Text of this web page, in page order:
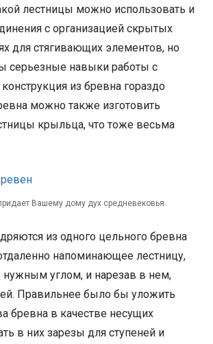
лестницы можно использовать и
с организацией скрытых
для стягивающих элементов, но
серьезные навыки работы с
из бревна гораздо
можно также изготовить
крыльца, что тоже весьма
Вашему дому дух средневековья.
из одного цельного бревна
напоминающее лестницу,
нужным углом, и нарезав в нем,
Правильнее было бы уложить
бревна в качестве несущих
в них зарезы для ступеней и